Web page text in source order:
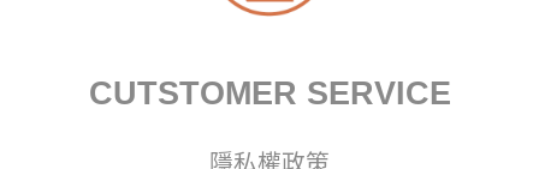
CUTSTOMER SERVICE
隱私權政策